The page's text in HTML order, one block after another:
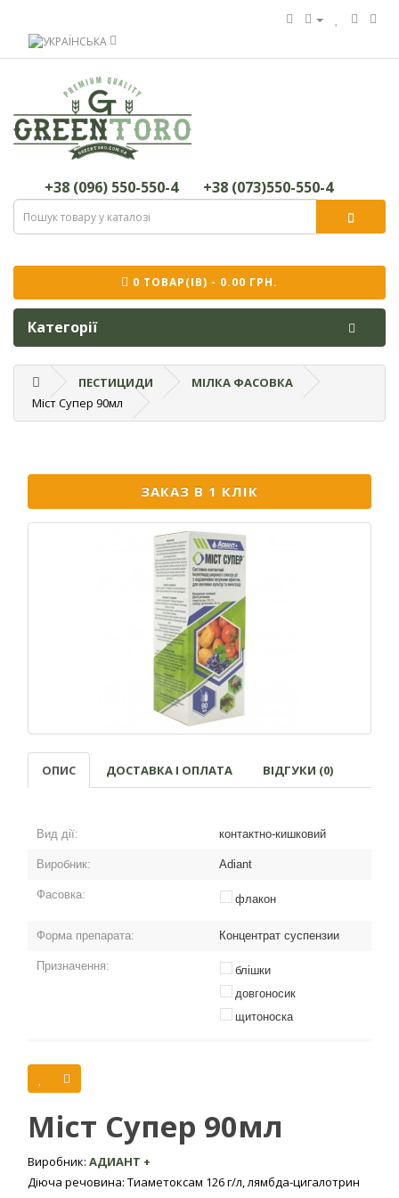
+38 (096) 550-550-4 +38 (073)550-550-4
0 ТОВАР(ІВ) - 0.00 ГРН.
Категорії
ПЕСТИЦИДИ
МІЛКА ФАСОВКА
Міст Cупер 90мл
ЗАКАЗ В 1 КЛІК
ОПИС ДОСТАВКА І ОПЛАТА ВІДГУКИ (0)
Вид дії: контактно-кишковий
Виробник: Adiant
Фасовка: флакон
Форма препарата: Концентрат суспензии
Призначення:
блішки
довгоносик
щитоноска
Двокомпонентний інсектицид
інсектицид Міст Супер Adiant+
Двокомпонентний інсектицид, застосовується на різних
сільськогосподарських, декоративних та плодово-ягідних культурах таких
Міст Cупер 90мл
Виробник: АДИАНТ +
Діюча речовина: Тиаметоксам 126 г/л, лямбда-цигалотрин